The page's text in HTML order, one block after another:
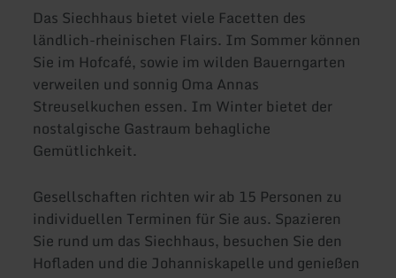
Das Siechhaus bietet viele Facetten des
ländlich-rheinischen Flairs. Im Sommer können
Sie im Hofcafé, sowie im wilden Bauerngarten
verweilen und sonnig Oma Annas
Streuselkuchen essen. Im Winter bietet der
nostalgische Gastraum behagliche
Gemütlichkeit.
Gesellschaften richten wir ab 15 Personen zu
individuellen Terminen für Sie aus. Spazieren
Sie rund um das Siechhaus, besuchen Sie den
Hofladen und die Johanniskapelle und genießen